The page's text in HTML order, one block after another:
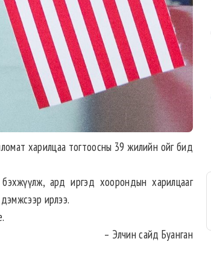
харилцаа тогтоосны 39 жилийн ойг бид
ард иргэд хоорондын харилцааг
ирлээ.
– Элчин сайд Буанган